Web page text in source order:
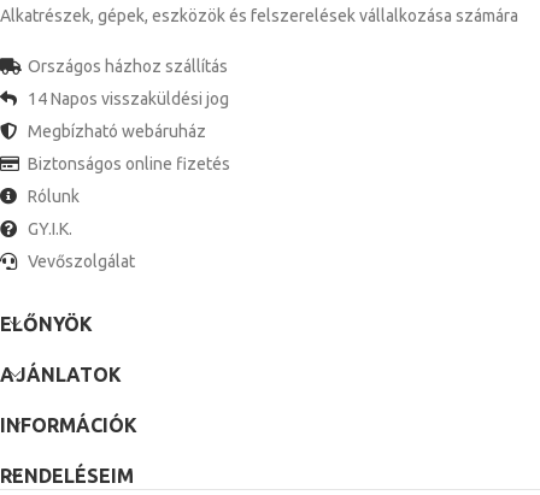
Alkatrészek, gépek, eszközök és felszerelések vállalkozása számára
Országos házhoz szállítás
14 Napos visszaküldési jog
Megbízható webáruház
Biztonságos online fizetés
Rólunk
GY.I.K.
Vevőszolgálat
ELŐNYÖK
AJÁNLATOK
INFORMÁCIÓK
RENDELÉSEIM